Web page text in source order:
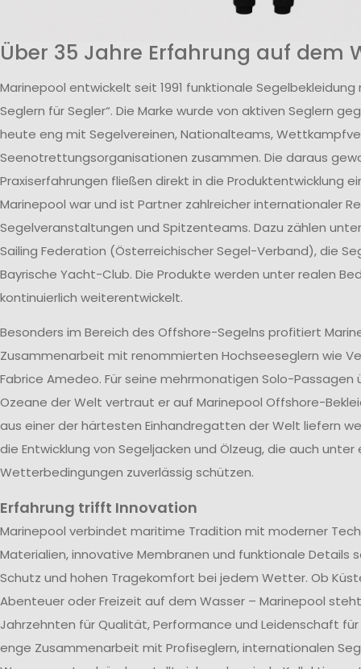
Über 35 Jahre Erfahrung auf dem
Marinepool entwickelt seit 1991 funktionale Segelbekleidung
Seglern für Segler“. Die Marke wurde von aktiven Seglern
heute eng mit Segelvereinen, Nationalteams,
Seenotrettungsorganisationen zusammen. Die daraus
Praxiserfahrungen fließen direkt in die Produktentwicklung
Marinepool war und ist Partner zahlreicher internationaler
Segelveranstaltungen und Spitzenteams. Dazu zählen
Sailing Federation (Österreichischer Segel-Verband), die
Bayrische Yacht-Club. Die Produkte werden unter realen
kontinuierlich weiterentwickelt.
Besonders im Bereich des Offshore-Segelns profitiert
Zusammenarbeit mit renommierten Hochseeseglern wie
Fabrice Amedeo. Für seine mehrmonatigen Solo-
Ozeane der Welt vertraut er auf Marinepool Offshore-
aus einer der härtesten Einhandregatten der Welt liefern
die Entwicklung von Segeljacken und Ölzeug, die auch
Wetterbedingungen zuverlässig schützen.
Erfahrung trifft Innovation
Marinepool verbindet maritime Tradition mit moderner
Materialien, innovative Membranen und funktionale Details
Schutz und hohen Tragekomfort bei jedem Wetter. Ob
Abenteuer oder Freizeit auf dem Wasser – Marinepool
Jahrzehnten für Qualität, Performance und Leidenschaft
enge Zusammenarbeit mit Profiseglern, internationalen